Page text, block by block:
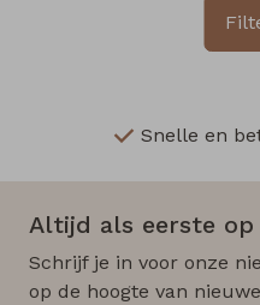
Snelle en
Altijd als eerste op
Schrijf je in voor onze
op de hoogte van